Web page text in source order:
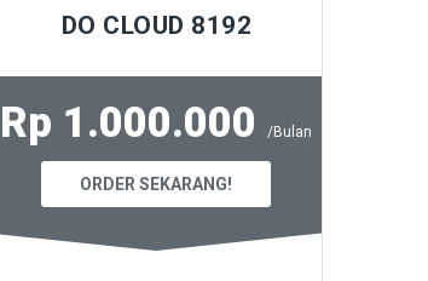
DO CLOUD 8192
Rp 1.000.000/Bulan
ORDER SEKARANG!